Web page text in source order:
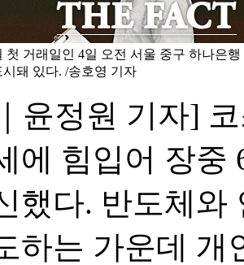
첫 거래일인 4일 오전 서울 중구 하나은
돼 있다. /송호영 기자
윤정원 기자]
에 힘입어 장중
했다. 반도체
하는 가운데 개